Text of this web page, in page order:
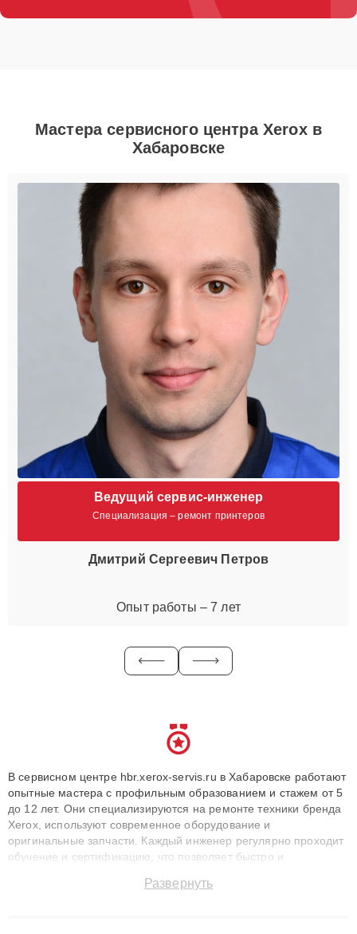
Мастера сервисного центра Xerox в
Хабаровске
Ведущий сервис-инженер
Специализация – ремонт принтеров
Дмитрий Сергеевич Петров
Опыт работы – 7 лет
В сервисном центре hbr.xerox-servis.ru в Хабаровске работают
опытные мастера с профильным образованием и стажем от 5
до 12 лет. Они специализируются на ремонте техники бренда
Xerox, используют современное оборудование и
оригинальные запчасти. Каждый инженер регулярно проходит
обучение и сертификацию, что позволяет быстро и
сохранением гарантии до 3 лет. Наши мастера решают
Развернуть